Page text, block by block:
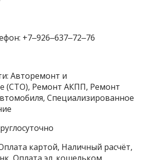
+7‒926‒637‒72‒76
Авторемонт и
(СТО), Ремонт АКПП, Ремонт
Специализированное
картой, Наличный расчёт,